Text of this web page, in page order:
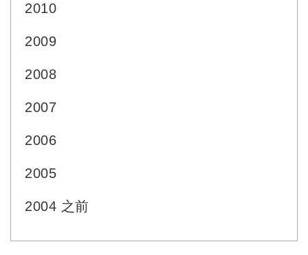
2010
2009
2008
2007
2006
2005
2004 之前